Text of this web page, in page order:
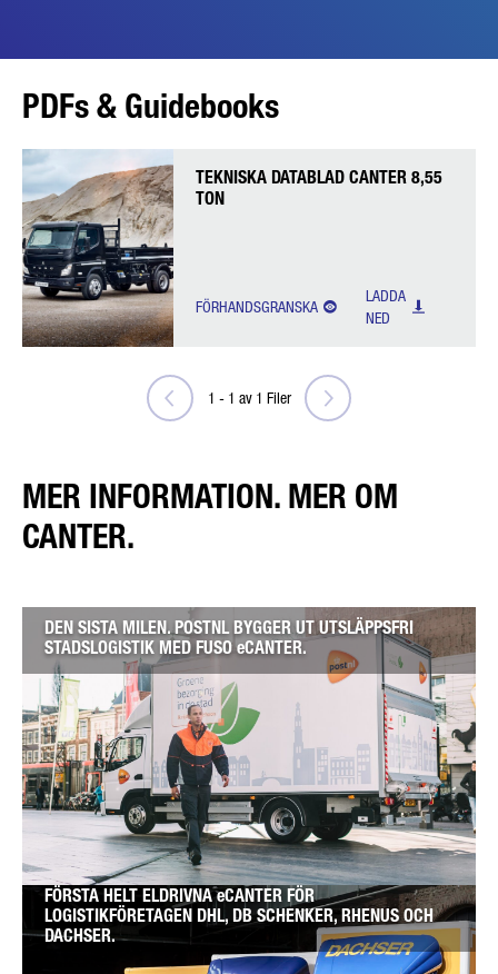
PDFs & Guidebooks
TEKNISKA DATABLAD CANTER 8,55
TON
FÖRHANDSGRANSKA
LADDA
NED
1 - 1 av 1 Filer
MER INFORMATION. MER OM
CANTER.
DEN SISTA MILEN. POSTNL BYGGER UT UTSLÄPPSFRI
STADSLOGISTIK MED FUSO eCANTER.
FÖRSTA HELT ELDRIVNA eCANTER FÖR
LOGISTIKFÖRETAGEN DHL, DB SCHENKER, RHENUS OCH
DACHSER.